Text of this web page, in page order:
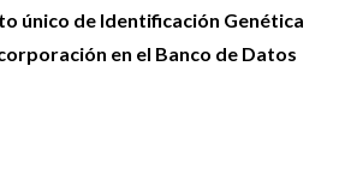
único de Identificación Genética
en el Banco de Datos